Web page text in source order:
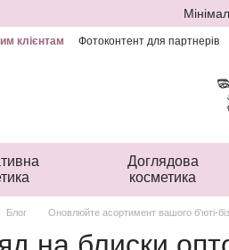
клієнтам Фотоконтент для партнерів
Доглядова
косметика
Блог Оновлюйте асортимент вашого б'юті-